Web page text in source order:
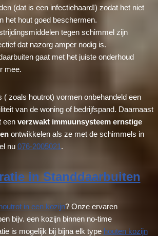
(dat is een infectiehaard!) zodat het niet
het hout goed beschermen.
tegen schimmel zijn
dat nazorg amper nodig is.
gaat met het juiste onderhoud
mee.
( zoals houtrot) vormen onbehandeld een
van de woning of bedrijfspand. Daarnaast
een verzwakt immuunsysteem ernstige
ontwikkelen als ze met de schimmels in
nu 076-2005021.
in Standdaarbuiten
in een kozijn? Onze ervaren
bijv. een kozijn binnen no-time
is mogelijk bij bijna elk type houten kozijn